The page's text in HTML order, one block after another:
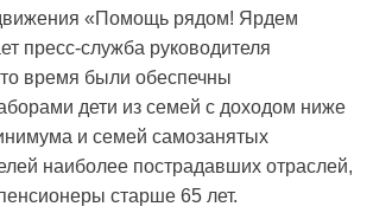
«Помощь рядом! Ярдем
пресс-служба руководителя
время были обеспечны
дети из семей с доходом ниже
и семей самозанятых
наиболее пострадавших отраслей,
старше 65 лет.